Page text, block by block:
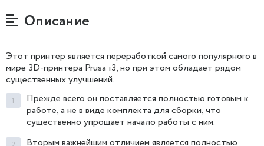
Описание
Этот принтер является переработкой самого популярного в
мире 3D-принтера Prusa i3, но при этом обладает рядом
существенных улучшений.
Прежде всего он поставляется полностью готовым к
работе, а не в виде комплекта для сборки, что
существенно упрощает начало работы с ним.
Вторым важнейшим отличием является полностью